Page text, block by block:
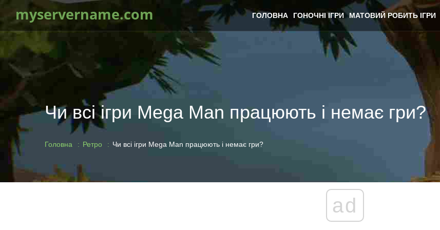
myservername.com ГОЛОВНА ГОНОЧНІ ІГРИ МАТОВИЙ РОБИТЬ ІГРИ
Чи всі ігри Mega Man працюють і немає гри?
Головна Ретро Чи всі ігри Mega Man працюють і немає гри?
ad